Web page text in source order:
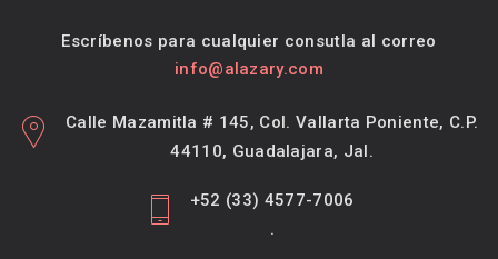
Escríbenos para cualquier consutla al correo
info@alazary.com
Calle Mazamitla # 145, Col. Vallarta Poniente, C.P.
44110, Guadalajara, Jal.
+52 (33) 4577-7006
.